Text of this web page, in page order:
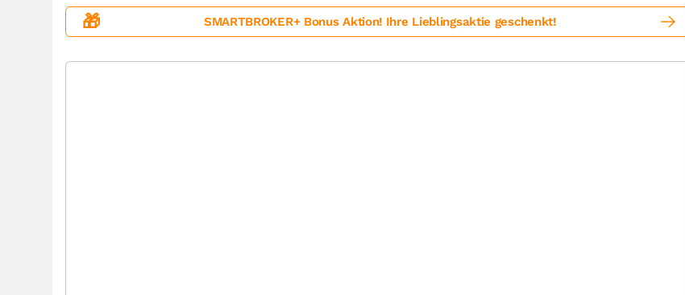
🎁 SMARTBROKER+ Bonus Aktion! Ihre Lieblingsaktie geschenkt!